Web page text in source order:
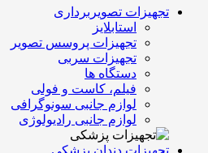
تجهیزات تصویربرداری
استابلایز
تجهیزات پروسس تصویر
تجهیزات سربی
دستگاه ها
فیلم، کاست و فولی
لوازم جانبی سونوگرافی
لوازم جانبی رادیولوژی
تجهیزات دندان پزشکی